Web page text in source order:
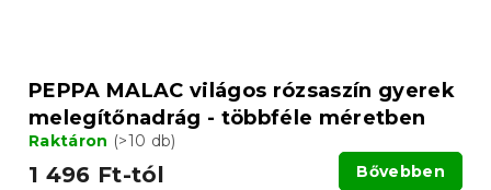
PEPPA MALAC világos rózsaszín gyerek
melegítőnadrág - többféle méretben
Raktáron (>10 db)
1 496 Ft-tól Bővebben